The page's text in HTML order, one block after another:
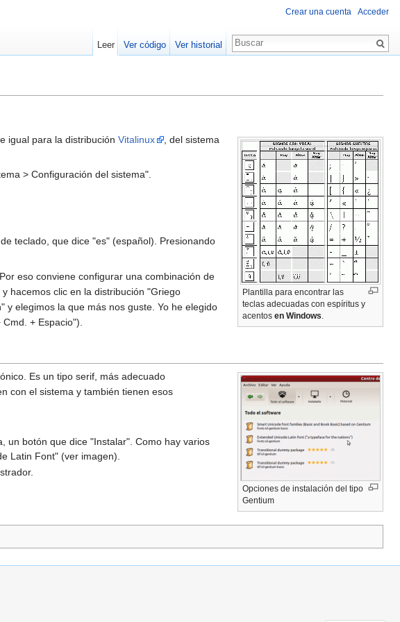
Plantilla para encontrar las
teclas adecuadas con espíritus y
acentos en Windows
igual para la distribución Vitalinux
, del sistema
> Configuración del sistema".
teclado, que dice "es" (español). Presionando
eso conviene configurar una combinación de
hacemos clic en la distribución "Griego
y elegimos la que más nos guste. Yo he elegido
+ Espacio").
Opciones de instalación del tipo
Gentium
Es un tipo serif, más adecuado
con el sistema y también tienen esos
un botón que dice "Instalar". Como hay varios
Latin Font" (ver imagen).
Crear una cuenta Acceder
Leer Ver código Ver historial